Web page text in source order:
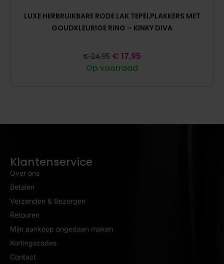
LUXE HERBRUIKBARE RODE LAK TEPELPLAKKERS MET
GOUDKLEURIGE RING – KINKY DIVA
Op voorraad
€ 24,95 € 17,95
Klantenservice
Over ons
Betalen
Verzenden & Bezorgen
Retouren
Mijn aankoop ongedaan maken
Kortingscodes
Contact